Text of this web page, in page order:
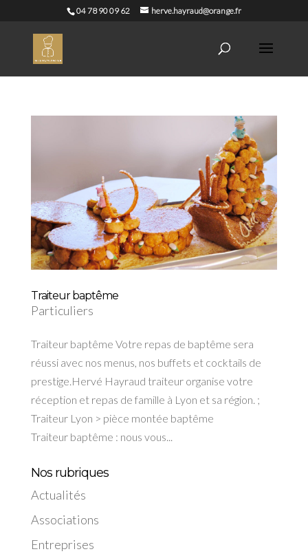
04 78 90 09 62 herve.hayraud@orange.fr
Traiteur baptême
Particuliers
Traiteur baptême Votre repas de baptême sera
réussi avec nos menus, nos buffets et cocktails de
prestige.Hervé Hayraud traiteur organise votre
réception et repas de famille à Lyon et sa région. ;
Traiteur Lyon > pièce montée baptême
Traiteur baptême : nous vous...
Nos rubriques
Actualités
Associations
Entreprises